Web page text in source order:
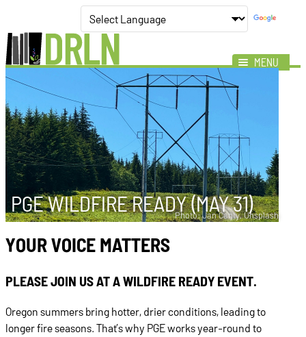
MENU
Mission
Impact
Members
News
Events
Resources
Photo: Jan Canty, Unsplash
PGE WILDFIRE READY (MAY 31)
YOUR VOICE MATTERS
PLEASE JOIN US AT A WILDFIRE READY EVENT.
Oregon summers bring hotter, drier conditions, leading to
longer fire seasons. That’s why PGE works year-round to